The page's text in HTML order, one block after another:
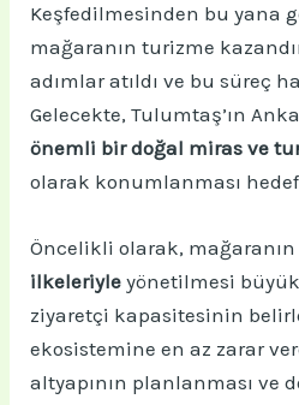
Keşfedilmesinden bu yana
mağaranın turizme
adımlar atıldı ve bu süreç
Gelecekte, Tulumtaş’ın
önemli bir doğal miras ve
olarak konumlanması
Öncelikli olarak,
ilkeleriyle yönetilmesi
ziyaretçi kapasitesinin
ekosistemine en az zarar
altyapının planlanması ve